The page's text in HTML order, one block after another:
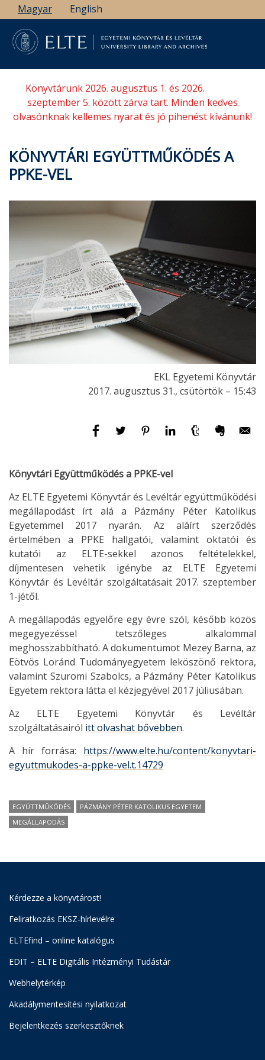
Ugrás
a
tartalomra
Magyar English
Könyvtárunk 2026. augusztus 1. és 2026.
szeptember 5. között zárva tart. Minden kedves
olvasónknak kellemes nyarat és jó pihenést kívánunk!
KÖNYVTÁRI EGYÜTTMŰKÖDÉS A
PPKE-VEL
EKL Egyetemi Könyvtár
2017. augusztus 31., csütörtök – 15:43
Könyvtári Együttműködés a PPKE-vel
Az ELTE Egyetemi Könyvtár és Levéltár együttműködési
megállapodást írt alá a Pázmány Péter Katolikus
Egyetemmel 2017 nyarán. Az aláírt szerződés
értelmében a PPKE hallgatói, valamint oktatói és
kutatói az ELTE-sekkel azonos feltételekkel,
díjmentesen vehetik igénybe az ELTE Egyetemi
Könyvtár és Levéltár szolgáltatásait 2017. szeptember
1-jétől.
A megállapodás egyelőre egy évre szól, később közös
megegyezéssel tetszőleges alkalommal
meghosszabbítható. A dokumentumot Mezey Barna, az
Eötvös Loránd Tudományegyetem leköszönő rektora,
valamint Szuromi Szabolcs, a Pázmány Péter Katolikus
Egyetem rektora látta el kézjegyével 2017 júliusában.
Az ELTE Egyetemi Könyvtár és Levéltár
szolgáltatásairól itt olvashat bővebben.
A hír forrása: https://www.elte.hu/content/konyvtari-
egyuttmukodes-a-ppke-vel.t.14729
EGYÜTTMŰKÖDÉS
PÁZMÁNY PÉTER KATOLIKUS EGYETEM
MEGÁLLAPODÁS
Kérdezze a könyvtárost!
Feliratkozás EKSZ-hírlevélre
ELTEfind – online katalógus
EDIT – ELTE Digitális Intézményi Tudástár
Webhelytérkép
Akadálymentesítési nyilatkozat
Bejelentkezés szerkesztőknek